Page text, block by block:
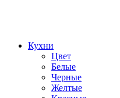
Кухни
Цвет
Белые
Черные
Желтые